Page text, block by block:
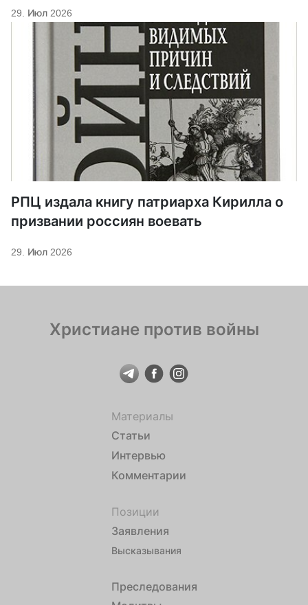
29. Июл 2026
РПЦ издала книгу патриарха Кирилла о
призвании россиян воевать
29. Июл 2026
Христиане против войны
Материалы
Статьи
Интервью
Комментарии
Позиции
Заявления
Высказывания
Преследования